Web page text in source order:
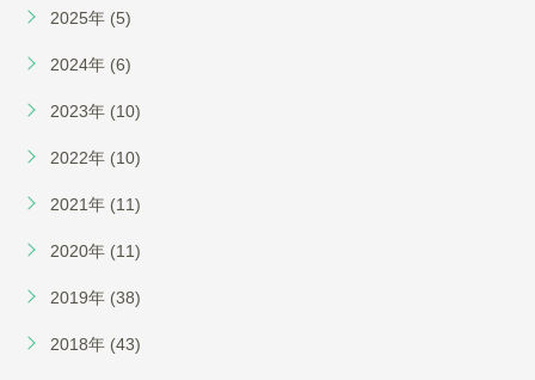
2025年 (5)
2024年 (6)
2023年 (10)
2022年 (10)
2021年 (11)
2020年 (11)
2019年 (38)
2018年 (43)